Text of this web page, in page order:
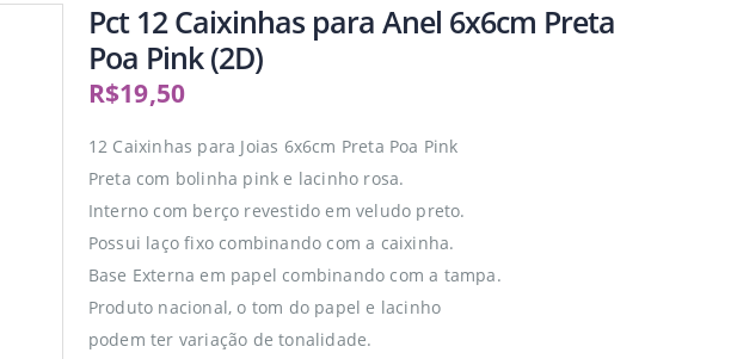
Pct 12 Caixinhas para Anel 6x6cm Preta
Poa Pink (2D)
R$19,50
12 Caixinhas para Joias 6x6cm Preta Poa Pink
Preta com bolinha pink e lacinho rosa.
Interno com berço revestido em veludo preto.
Possui laço fixo combinando com a caixinha.
Base Externa em papel combinando com a tampa.
Produto nacional, o tom do papel e lacinho
podem ter variação de tonalidade.